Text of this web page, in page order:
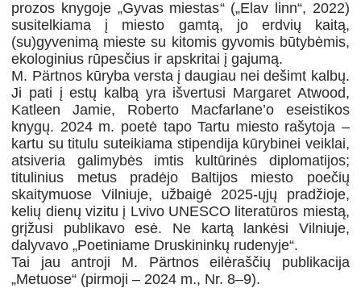
prozos knygoje „Gyvas miestas“ („Elav linn“, 2022)
susitelkiama į miesto gamtą, jo erdvių kaitą,
(su)gyvenimą mieste su kitomis gyvomis būtybėmis,
ekologinius rūpesčius ir apskritai į gajumą.
M. Pärtnos kūryba versta į daugiau nei dešimt kalbų.
Ji pati į estų kalbą yra išvertusi Margaret Atwood,
Katleen Jamie, Roberto Macfarlane’o eseistikos
knygų. 2024 m. poetė tapo Tartu miesto rašytoja –
kartu su titulu suteikiama stipendija kūrybinei veiklai,
atsiveria galimybės imtis kultūrinės diplomatijos;
titulinius metus pradėjo Baltijos miesto poečių
skaitymuose Vilniuje, užbaigė 2025-ųjų pradžioje,
kelių dienų vizitu į Lvivo UNESCO literatūros miestą,
grįžusi publikavo esė. Ne kartą lankėsi Vilniuje,
dalyvavo „Poetiniame Druskininkų rudenyje“.
Tai jau antroji M. Pärtnos eilėraščių publikacija
„Metuose“ (pirmoji – 2024 m., Nr. 8–9).